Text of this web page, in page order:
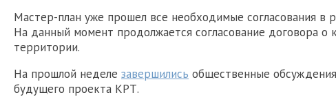
Мастер-план уже прошел все необходимые согласования в
На данный момент продолжается согласование договора о
территории.
На прошлой неделе завершились общественные
будущего проекта КРТ.